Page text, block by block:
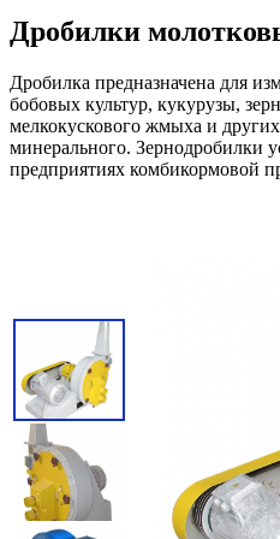
Дробилки
Дробилка предназначена для
бобовых культур, кукурузы,
мелкокускового жмыха и
минерального. Зернодробилки
предприятиях комбикормовой